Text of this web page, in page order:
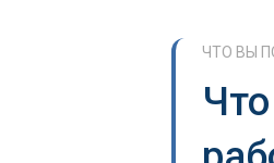
ЧТО ВЫ